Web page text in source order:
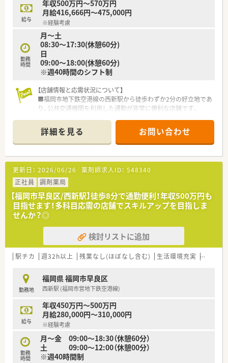
【こんな方にオススメ】
■今後ますます需要が高まる在宅医療の分野で、専門的なスキル
を身につけたいと考えている方におすすめです。
■ワークライフバランスを重視し、残業が少なく休日もしっかり
と確保できる環境を求めている方に最適です。
■成長を続ける上場企業で安定したキャリアを築きながら、多様
なキャリアパスを描きたい方にぴったりです。
め、専門性を存分に発揮できる点が魅力です。
給与
年収500万円～570万円
月給416,666円～475,000円
※経験考慮
勤務
時間
月～土
08:30～17:30(休憩60分)
日
09:00～18:00(休憩60分)
※週40時間のシフト制
【店舗情報と応需状況について】
■福岡市地下鉄空港線の西新駅から徒歩わずか2分の好立地であ
り、公共交通機関を利用した通勤が非常に便利な店舗です。
携も非常にスムーズで、落ち着いて患者様と向き合える環境で
す。
■処方箋枚数は1日平均20枚から30枚程度となっており、一人ひ
とりの患者様に対して丁寧な服薬指導を行うことが可能です。
【募集背景と求める人物像について】
■福岡エリアにおける今後のさらなる事業拡大を見据えて、将来
のリーダー候補として活躍してくださる管理薬剤師を募集しま
す。
■患者様ファーストの理念に共感し、対話を重視した誠実なコミ
ュニケーションを大切にしながら業務に励める方を求めていま
す。
■周囲のスタッフと協力しながら、明るく前向きにチームワーク
を尊重して働ける協調性のある方を心よりお待ちしておりま
す。
【法人特徴について】
■創業から27年を迎え、鹿児島県や宮崎県を中心に約15店舗の
調剤薬局を運営しています。
■「健康・創造・地域社会」を意味する理念を掲げ、地域医療への
貢献を第一に考えています。
■九州本土だけでなく離島への出店にも力を入れており、地域に
根差した薬局を目指しています。
【求人情報について】
■管理薬剤師としての募集となり、ご経験や能力次第では年収
詳細を見る お問い合わせ
更新日： 2026/06/26 薬剤師求人ID： 548340
正社員
調剤薬局
【福岡市早良区/西新駅】徒歩8分で通勤便利！年収500万円も
目指せます！多科目応需の店舗でスキルアップを目指しま
せんか？◎
検討リストに追加
駅チカ 週32h以上 残業なし(ほぼなし含む) 生活環境充実 教育制
勤務地
福岡県 福岡市早良区
西新駅 (福岡市営地下鉄空港線)
給与
年収450万円～500万円
月給280,000円～310,000円
※経験考慮
勤務
時間
月～金 09:00～18:30（休憩60分）
土 09:00～12:00（休憩00分）
※週40時間制